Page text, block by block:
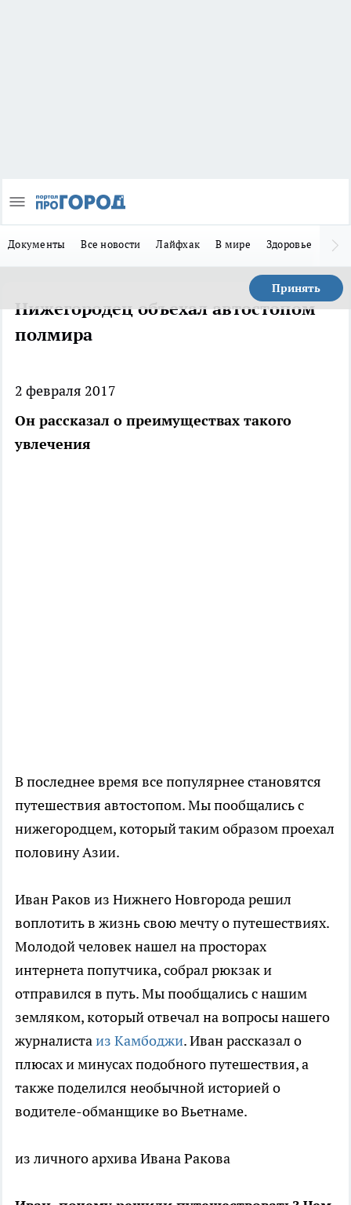
Документы Все новости Лайфхак В мире Здоровье
Принять
Нижегородец объехал автостопом
полмира
2 февраля 2017
Он рассказал о преимуществах такого
увлечения
В последнее время все популярнее становятся
путешествия автостопом. Мы пообщались с
нижегородцем, который таким образом проехал
половину Азии.
Иван Раков из Нижнего Новгорода решил
воплотить в жизнь свою мечту о путешествиях.
Молодой человек нашел на просторах
интернета попутчика, собрал рюкзак и
отправился в путь. Мы пообщались с нашим
земляком, который отвечал на вопросы нашего
журналистаиз Камбоджи. Иван рассказал о
плюсах и минусах подобного путешествия, а
также поделился необычной историей о
водителе-обманщике во Вьетнаме.
из личного архива Ивана Ракова